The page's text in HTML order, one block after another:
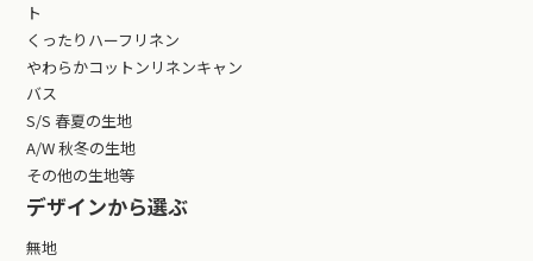
ト
くったりハーフリネン
やわらかコットンリネンキャン
バス
S/S 春夏の生地
A/W 秋冬の生地
その他の生地等
デザインから選ぶ
無地